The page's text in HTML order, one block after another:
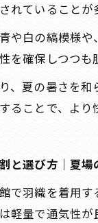
れていることが
や白の縞模様
を確保しつつも
、夏の暑さを
ることで、より
と選び方｜夏
で羽織を着用
軽量で通気性が